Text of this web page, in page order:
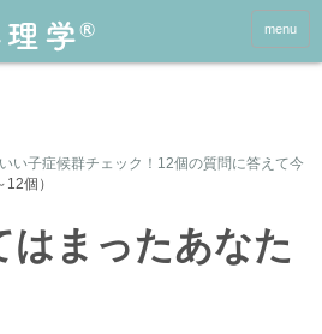
menu
いい子症候群チェック！12個の質問に答えて今
個）
はまったあなた